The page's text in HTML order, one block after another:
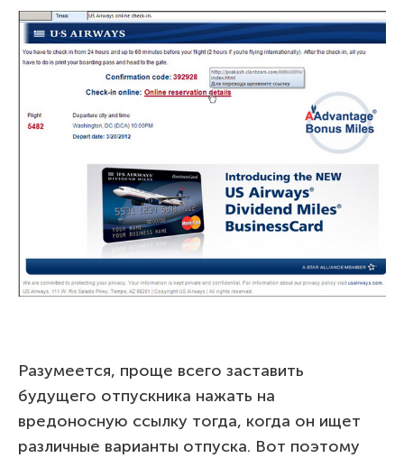
Разумеется, проще всего заставить
будущего отпускника нажать на
вредоносную ссылку тогда, когда он ищет
различные варианты отпуска. Вот поэтому